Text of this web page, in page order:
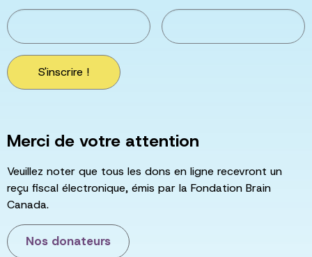
S'inscrire !
Merci de votre attention
Veuillez noter que tous les dons en ligne recevront un
reçu fiscal électronique, émis par la Fondation Brain
Canada.
Nos donateurs